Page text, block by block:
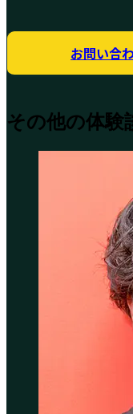
お問い合
その他の体験